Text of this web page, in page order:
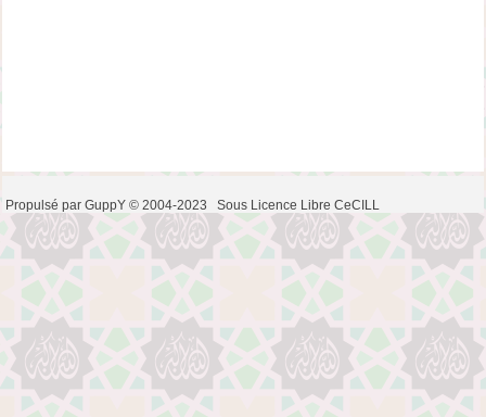
Propulsé par GuppY © 2004-2023 Sous Licence Libre CeCILL